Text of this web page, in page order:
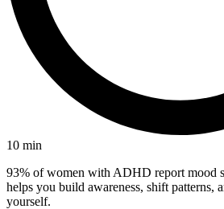
10 min
93% of women with ADHD report mood
helps you build awareness, shift patterns,
yourself.